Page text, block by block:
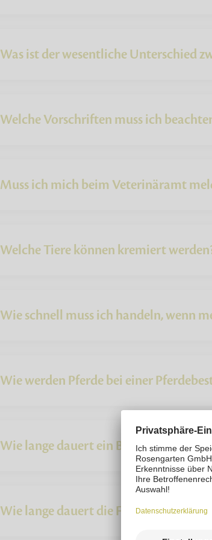
Was ist der wesentliche Unterschied
Welche Vorschriften muss ich
Muss ich mich beim Veterinäramt
Welche Tiere können kremiert
Wie schnell muss ich handeln, wenn
Wie werden Pferde bei einer
Wie lange dauert ein
Wie lange dauert die Feuerbestattung